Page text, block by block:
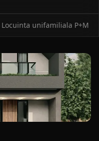
Locuinta unifamiliala P+M
K182 Locuinta
K182 Locuinta
case modern K182